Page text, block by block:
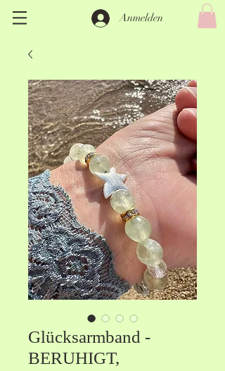
Anmelden
Glücksarmband -
BERUHIGT,